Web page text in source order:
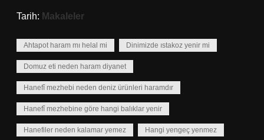
Tarih: Makaleler
Ahtapot haram mı helal mi Dinimizde ıstakoz yenir mi
Domuz eti neden haram diyanet
Hanefî mezhebi neden deniz ürünleri haramdır
Hanefî mezhebine göre hangi balıklar yenir
Hanefiler neden kalamar yemez Hangi yengeç yenmez